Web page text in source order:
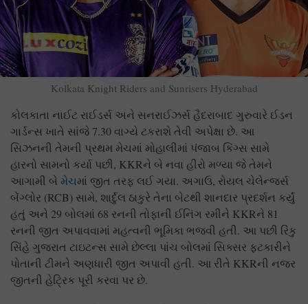
Kolkata Knight Riders and Sunrisers Hyderabad
કોલકાતા નાઈટ રાઈડર્સ અને સનરાઈઝર્સ હૈદરાબાદ ગુરુવારે ઈડન
ગાર્ડન્સ ખાતે સાંજે 7.30 વાગ્યે ટકરાશે તેવી અપેક્ષા છે. આ
સિઝનની તેમની પ્રથમ મેચમાં મોહાલીમાં પંજાબ કિંગ્સ સામે
હારનો સામનો કર્યા પછી, KKRને બે નવા હીરો મળ્યા જે તેમને
આગામી બે મેચમાં જીત તરફ લઈ ગયા. અગાઉ, રોયલ ચેલેન્જર્સ
બેંગ્લોર (RCB) સામે, શાર્દુલ ઠાકુરે તેના બેટથી શાનદાર પ્રદર્શન કર્યું
હતું અને 29 બોલમાં 68 રનની તોફાની ઈનિંગ રમીને KKRને 81
રનની જીત અપાવવામાં મહત્વની ભૂમિકા ભજવી હતી. આ પછી રિંકુ
સિંહે ગુજરાત ટાઇટન્સ સામે છેલ્લા પાંચ બોલમાં સિક્સર ફટકારીને
પોતાની ટીમને અણધારી જીત અપાવી હતી. આ રીતે KKRની નજર
જીતની હેટ્રિક પૂરી કરવા પર છે.